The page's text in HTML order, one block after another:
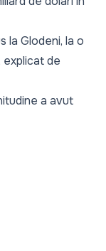
la Glodeni, la o
explicat de
a avut